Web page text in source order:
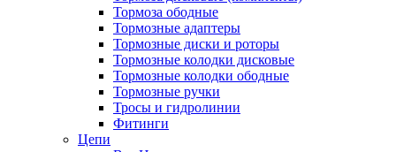
Тормоза ободные
Тормозные адаптеры
Тормозные диски и роторы
Тормозные колодки дисковые
Тормозные колодки ободные
Тормозные ручки
Тросы и гидролинии
Фитинги
Цепи